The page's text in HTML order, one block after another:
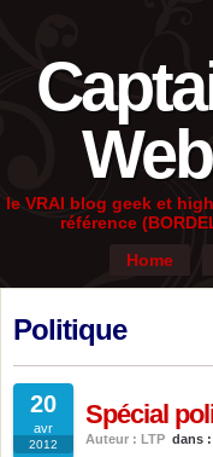
Web
le VRAI blog geek et
référence
Home
Politique
20
avr
2012
Spécial
Auteur : LTP dans :